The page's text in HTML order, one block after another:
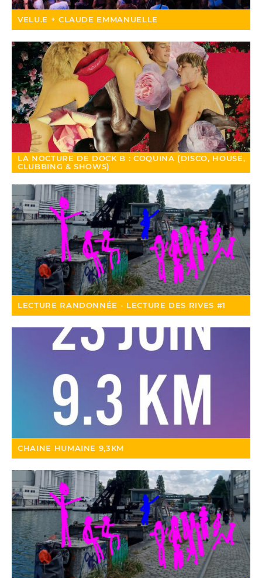
VELU.E + CLAUDE EMMANUELLE
LA NOCTURE DE DOCK B : COQUINA (DISCO, HOUSE,
CLUBBING & SHOWS)
LECTURE RANDONNÉE - LECTURE DES RIVES #1
CHAINE HUMAINE 9,3KM